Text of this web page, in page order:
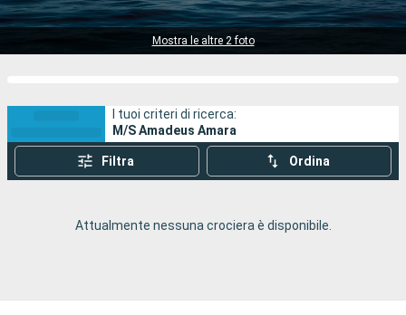
Mostra le altre 2 fotoCompagnie
I tuoi criteri di ricerca:
M/S Amadeus Amara
Filtra Ordina
Attualmente nessuna crociera è disponibile.